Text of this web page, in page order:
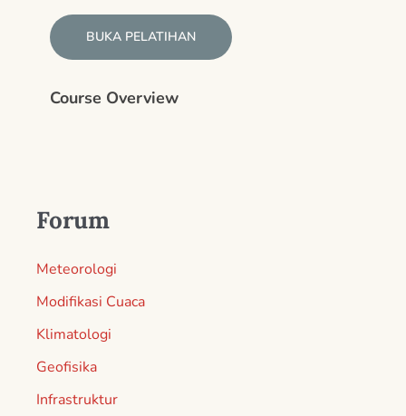
BUKA PELATIHAN
Course Overview
Forum
Meteorologi
Modifikasi Cuaca
Klimatologi
Geofisika
Infrastruktur